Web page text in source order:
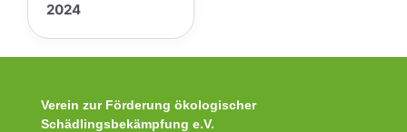
2024
Verein zur Förderung ökologischer
Schädlingsbekämpfung e.V.